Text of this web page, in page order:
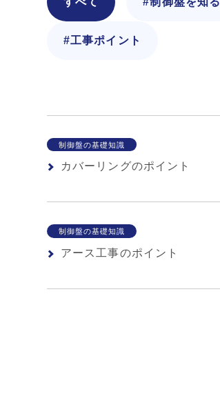
#工事ポイント
制御盤の基礎知識
カバーリングのポイント
制御盤の基礎知識
アース工事のポイント